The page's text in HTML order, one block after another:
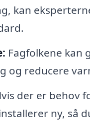
kan
Fagfolkene kan
og reducere
der er behov
ny, så